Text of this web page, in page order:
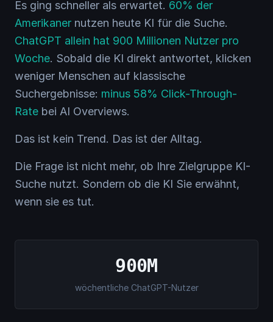
Es ging schneller als erwartet. 60% der
Amerikaner nutzen heute KI für die Suche.
ChatGPT allein hat 900 Millionen Nutzer pro
Woche. Sobald die KI direkt antwortet, klicken
weniger Menschen auf klassische
Suchergebnisse: minus 58% Click-Through-
Rate bei AI Overviews.
Das ist kein Trend. Das ist der Alltag.
Die Frage ist nicht mehr, ob Ihre Zielgruppe KI-
Suche nutzt. Sondern ob die KI Sie erwähnt,
wenn sie es tut.
900M
wöchentliche ChatGPT-Nutzer